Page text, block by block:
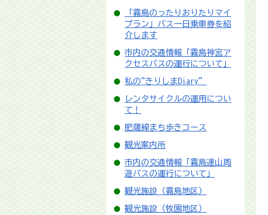
「霧島のったりおりたりマイ
プラン」バス一日乗車券を紹
介します
市内の交通情報「霧島神宮ア
クセスバスの運行について」
私の"きりしまDiary”
レンタサイクルの運用につい
て！
肥薩線まち歩きコース
観光案内所
市内の交通情報「霧島連山周
遊バスの運行について」
観光施設（霧島地区）
観光施設（牧園地区）